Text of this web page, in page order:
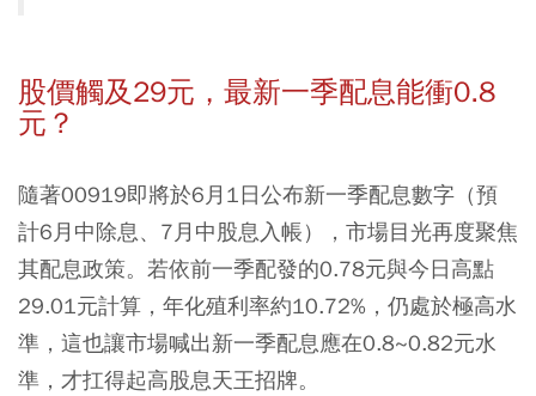
股價觸及29元，最新一季配息能衝0.8
元？
隨著00919即將於6月1日公布新一季配息數字（預
計6月中除息、7月中股息入帳），市場目光再度聚焦
其配息政策。若依前一季配發的0.78元與今日高點
29.01元計算，年化殖利率約10.72%，仍處於極高水
準，這也讓市場喊出新一季配息應在0.8~0.82元水
準，才扛得起高股息天王招牌。